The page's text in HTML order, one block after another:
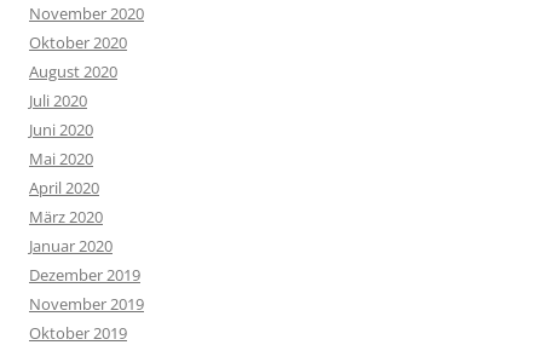
November 2020
Oktober 2020
August 2020
Juli 2020
Juni 2020
Mai 2020
April 2020
März 2020
Januar 2020
Dezember 2019
November 2019
Oktober 2019